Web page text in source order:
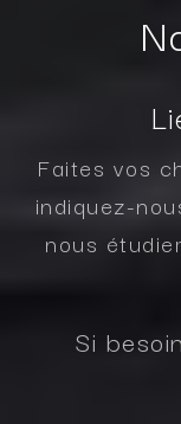
Faites vos
indiquez-
nous
Si